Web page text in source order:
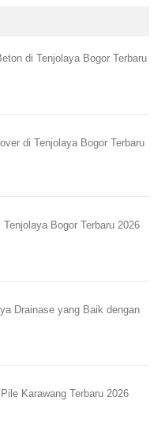
di Tenjolaya Bogor Terbaru
di Tenjolaya Bogor Terbaru
Bogor Terbaru 2026
Drainase yang Baik dengan
Karawang Terbaru 2026